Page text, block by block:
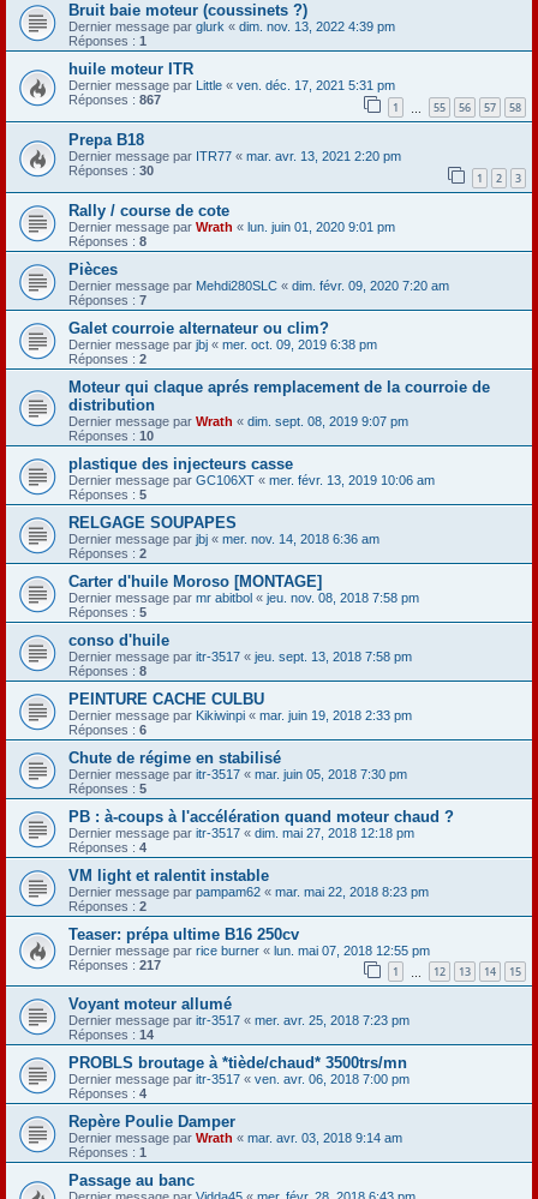
Bruit baie moteur (coussinets ?)
Dernier message par glurk « dim. nov. 13, 2022 4:39 pm
Réponses : 1
huile moteur ITR
Dernier message par Little « ven. déc. 17, 2021 5:31 pm
Réponses : 867 1 55 56 57 58
Prepa B18
Dernier message par ITR77 « mar. avr. 13, 2021 2:20 pm
Réponses : 30 1 2 3
Rally / course de cote
Dernier message par Wrath « lun. juin 01, 2020 9:01 pm
Réponses : 8
Pièces
Dernier message par Mehdi280SLC « dim. févr. 09, 2020 7:20 am
Réponses : 7
Galet courroie alternateur ou clim?
Dernier message par jbj « mer. oct. 09, 2019 6:38 pm
Réponses : 2
Moteur qui claque aprés remplacement de la courroie de
distribution
Dernier message par Wrath « dim. sept. 08, 2019 9:07 pm
Réponses : 10
plastique des injecteurs casse
Dernier message par GC106XT « mer. févr. 13, 2019 10:06 am
Réponses : 5
RELGAGE SOUPAPES
Dernier message par jbj « mer. nov. 14, 2018 6:36 am
Réponses : 2
Carter d'huile Moroso [MONTAGE]
Dernier message par mr abitbol « jeu. nov. 08, 2018 7:58 pm
Réponses : 5
conso d'huile
Dernier message par itr-3517 « jeu. sept. 13, 2018 7:58 pm
Réponses : 8
PEINTURE CACHE CULBU
Dernier message par Kikiwinpi « mar. juin 19, 2018 2:33 pm
Réponses : 6
Chute de régime en stabilisé
Dernier message par itr-3517 « mar. juin 05, 2018 7:30 pm
Réponses : 5
PB : à-coups à l'accélération quand moteur chaud ?
Dernier message par itr-3517 « dim. mai 27, 2018 12:18 pm
Réponses : 4
VM light et ralentit instable
Dernier message par pampam62 « mar. mai 22, 2018 8:23 pm
Réponses : 2
Teaser: prépa ultime B16 250cv
Dernier message par rice burner « lun. mai 07, 2018 12:55 pm
Réponses : 217 1 12 13 14 15
Voyant moteur allumé
Dernier message par itr-3517 « mer. avr. 25, 2018 7:23 pm
Réponses : 14
PROBLS broutage à *tiède/chaud* 3500trs/mn
Dernier message par itr-3517 « ven. avr. 06, 2018 7:00 pm
Réponses : 4
Repère Poulie Damper
Dernier message par Wrath « mar. avr. 03, 2018 9:14 am
Réponses : 1
Passage au banc